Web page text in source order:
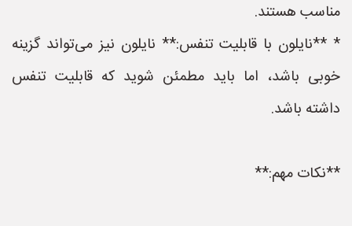
مناسب هستند.
* **نایلون با قابلیت تنفس:** نایلون نیز می‌تواند گزینه
خوبی باشد، اما باید مطمئن شوید که قابلیت تنفس
داشته باشد.
**نکات مهم:**